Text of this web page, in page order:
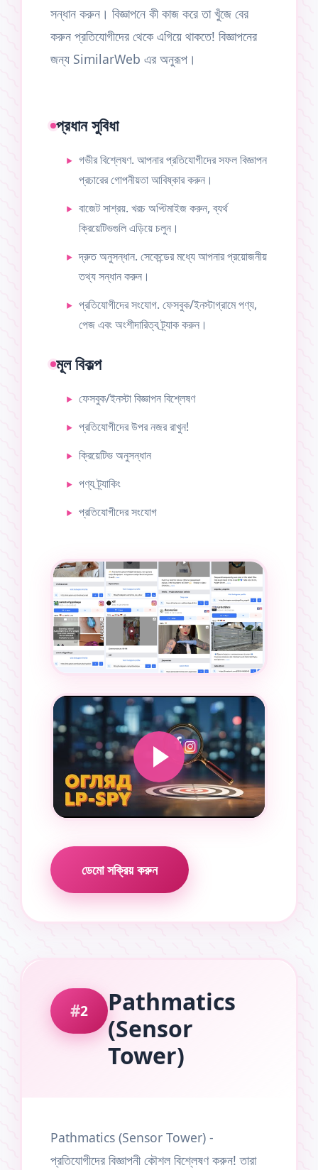
সন্ধান করুন। বিজ্ঞাপনে কী কাজ করে তা খুঁজে বের
করুন প্রতিযোগীদের থেকে এগিয়ে থাকতে! বিজ্ঞাপনের
জন্য SimilarWeb এর অনুরূপ।
প্রধান সুবিধা
গভীর বিশ্লেষণ. আপনার প্রতিযোগীদের সফল বিজ্ঞাপন
প্রচারের গোপনীয়তা আবিষ্কার করুন।
বাজেট সাশ্রয়. খরচ অপ্টিমাইজ করুন, ব্যর্থ
ক্রিয়েটিভগুলি এড়িয়ে চলুন।
দ্রুত অনুসন্ধান. সেকেন্ডের মধ্যে আপনার প্রয়োজনীয়
তথ্য সন্ধান করুন।
প্রতিযোগীদের সংযোগ. ফেসবুক/ইনস্টাগ্রামে পণ্য,
পেজ এবং অংশীদারিত্ব ট্র্যাক করুন।
মূল বিকল্প
ফেসবুক/ইনস্টা বিজ্ঞাপন বিশ্লেষণ
প্রতিযোগীদের উপর নজর রাখুন!
ক্রিয়েটিভ অনুসন্ধান
পণ্য ট্র্যাকিং
প্রতিযোগীদের সংযোগ
ডেমো সক্রিয় করুন
2
Pathmatics
(Sensor
Tower)
Pathmatics (Sensor Tower) -
প্রতিযোগীদের বিজ্ঞাপনী কৌশল বিশ্লেষণ করুন! তারা